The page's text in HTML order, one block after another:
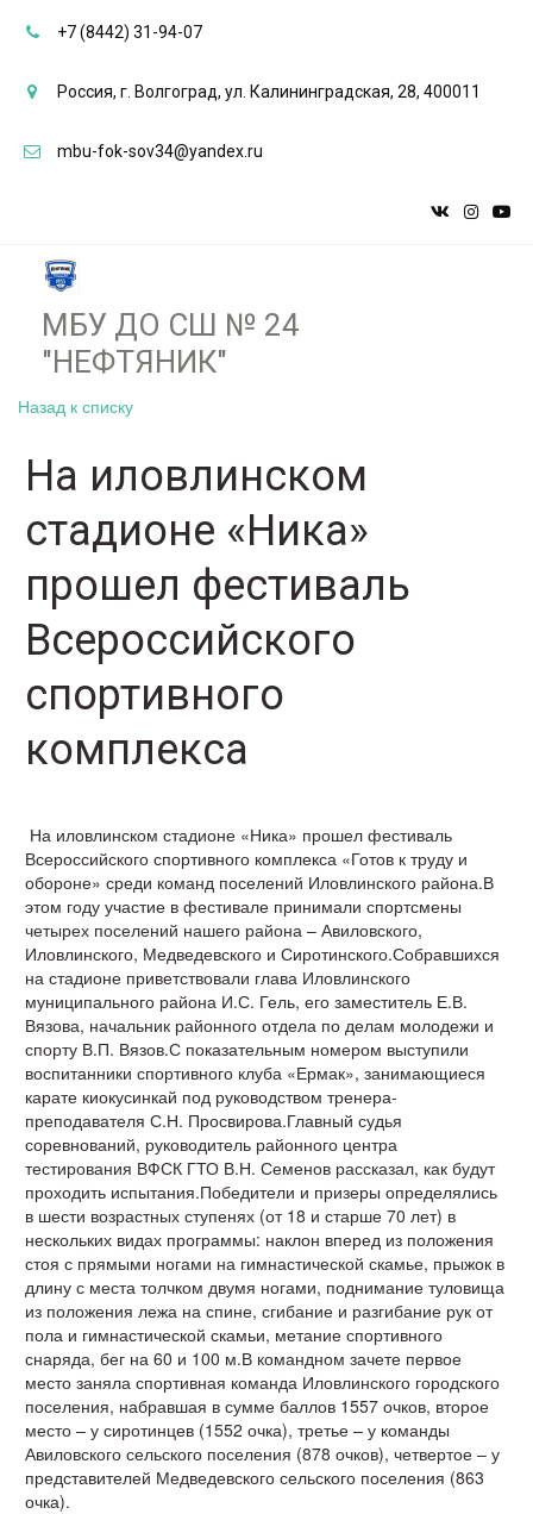
+7 (8442) 31-94-07
Россия, г. Волгоград, ул. Калининградская, 28, 400011
mbu-fok-sov34@yandex.ru
МБУ ДО СШ № 24
"НЕФТЯНИК"­­
Назад к списку
На иловлинском
стадионе «Ника»
прошел фестиваль
Всероссийского
спортивного
комплекса
На иловлинском стадионе «Ника» прошел фестиваль
Всероссийского спортивного комплекса «Готов к труду и
обороне» среди команд поселений Иловлинского района.В
этом году участие в фестивале принимали спортсмены
четырех поселений нашего района – Авиловского,
Иловлинского, Медведевского и Сиротинского.Собравшихся
на стадионе приветствовали глава Иловлинского
муниципального района И.С. Гель, его заместитель Е.В.
Вязова, начальник районного отдела по делам молодежи и
спорту В.П. Вязов.С показательным номером выступили
воспитанники спортивного клуба «Ермак», занимающиеся
карате киокусинкай под руководством тренера-
преподавателя С.Н. Просвирова.Главный судья
соревнований, руководитель районного центра
тестирования ВФСК ГТО В.Н. Семенов рассказал, как будут
проходить испытания.Победители и призеры определялись
в шести возрастных ступенях (от 18 и старше 70 лет) в
нескольких видах программы: наклон вперед из положения
стоя с прямыми ногами на гимнастической скамье, прыжок в
длину с места толчком двумя ногами, поднимание туловища
из положения лежа на спине, сгибание и разгибание рук от
пола и гимнастической скамьи, метание спортивного
снаряда, бег на 60 и 100 м.В командном зачете первое
место заняла спортивная команда Иловлинского городского
поселения, набравшая в сумме баллов 1557 очков, второе
место – у сиротинцев (1552 очка), третье – у команды
Авиловского сельского поселения (878 очков), четвертое – у
представителей Медведевского сельского поселения (863
очка).